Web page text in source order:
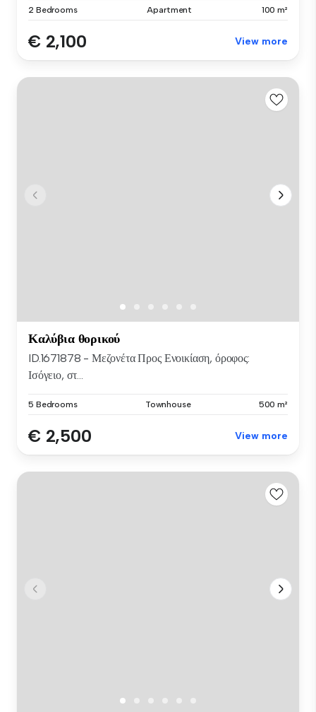
2 Bedrooms Apartment 100 m²
€ 2,100 View more
Καλύβια θορικού
ID.1671878 - Μεζονέτα Προς Ενοικίαση, όροφος:
Ισόγειο, στ...
5 Bedrooms Townhouse 500 m²
€ 2,500 View more